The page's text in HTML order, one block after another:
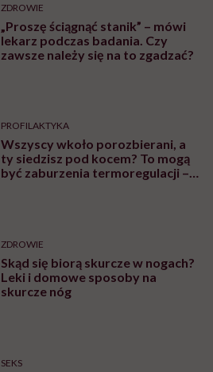
ZDROWIE
„Proszę ściągnąć stanik” – mówi
lekarz podczas badania. Czy
zawsze należy się na to zgadzać?
PROFILAKTYKA
Wszyscy wkoło porozbierani, a
ty siedzisz pod kocem? To mogą
być zaburzenia termoregulacji –
ZDROWIE
Skąd się biorą skurcze w nogach?
Leki i domowe sposoby na
skurcze nóg
SEKS